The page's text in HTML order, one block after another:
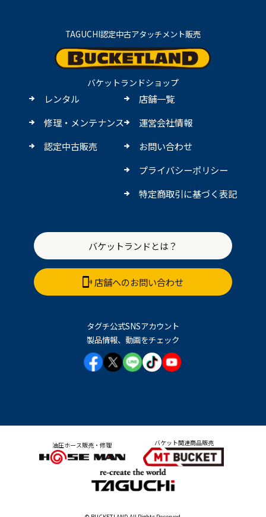
TAGUCHI認定中古アタッチメント販売
バケットランドショップ
レンタル
修理・メンテナンス
認定中古販売
店舗一覧
運営会社情報
お問い合わせ
プライバシーポリシー
特定商取引に基づく表記
バケットランドとは？
店舗へのお問い合わせ
タグチ公式SNSアカウント
製品情報、動画をチェック
油圧ホース販売・修理 バケット関連商品販売